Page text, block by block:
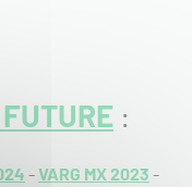
:
-VARG MX 2023 -